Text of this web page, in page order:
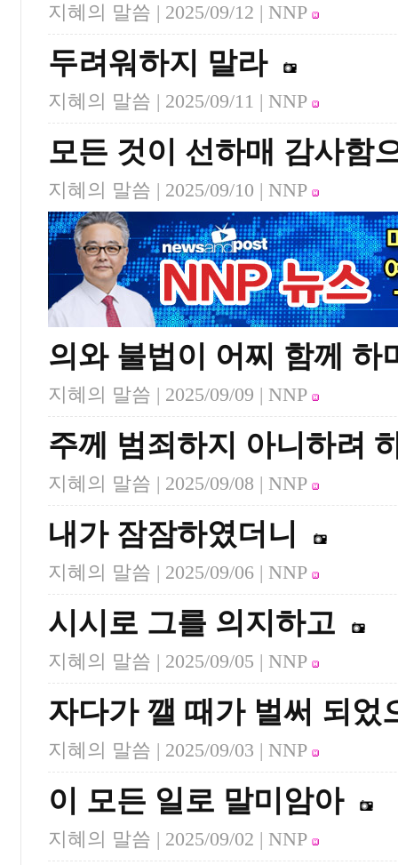
지혜의 말씀 | 2025/09/12 | NNP
두려워하지 말라
지혜의 말씀 | 2025/09/11 | NNP
모든 것이 선하매 감사함
지혜의 말씀 | 2025/09/10 | NNP
의와 불법이 어찌 함께 하
지혜의 말씀 | 2025/09/09 | NNP
주께 범죄하지 아니하려
지혜의 말씀 | 2025/09/08 | NNP
내가 잠잠하였더니
지혜의 말씀 | 2025/09/06 | NNP
시시로 그를 의지하고
지혜의 말씀 | 2025/09/05 | NNP
자다가 깰 때가 벌써 되었
지혜의 말씀 | 2025/09/03 | NNP
이 모든 일로 말미암아
지혜의 말씀 | 2025/09/02 | NNP